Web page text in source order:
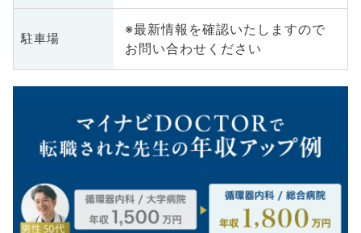
駐車場
※最新情報を確認いたしますので
お問い合わせください